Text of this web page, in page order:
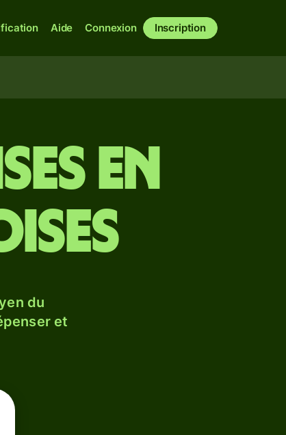
Aide Connexion Inscription
en
du
et